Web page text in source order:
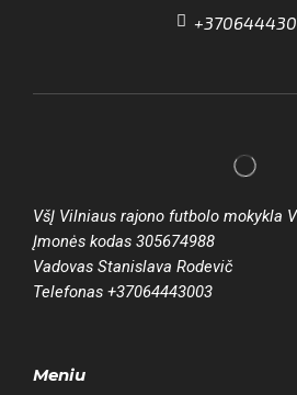
VšĮ Vilniaus rajono futbolo mokykla
Įmonės kodas 305674988
Vadovas Stanislava Rodevič
Telefonas +37064443003
Meniu